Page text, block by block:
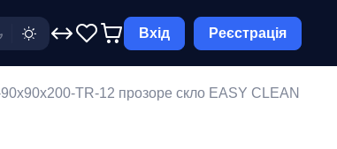
Вхід Реєстрація
TR-12 прозоре скло EASY CLEAN